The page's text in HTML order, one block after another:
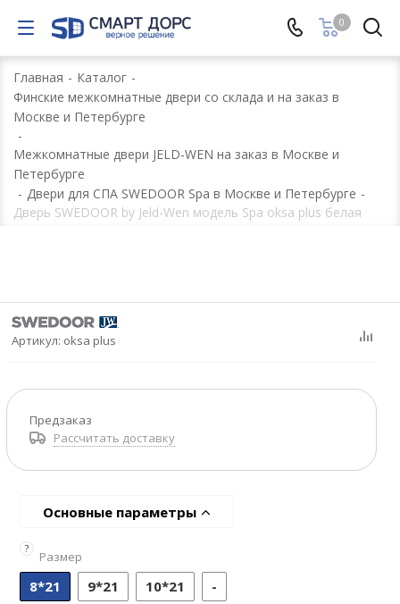
0
Главная - Каталог -
Финские межкомнатные двери со склада и на заказ в
Москве и Петербурге
-
Межкомнатные двери JELD-WEN на заказ в Москве и
Петербурге
- Двери для СПА SWEDOOR Spa в Москве и Петербурге -
Дверь SWEDOOR by Jeld-Wen модель Spa oksa plus белая
Артикул: oksa plus
Предзаказ
Рассчитать доставку
Основные параметры
?
Размер
8*21 9*21 10*21 -